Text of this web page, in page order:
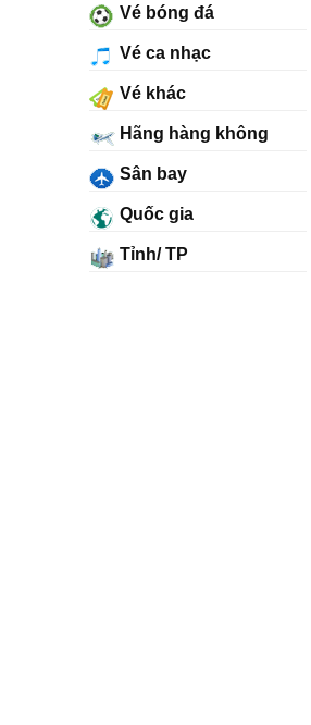
Vé bóng đá
Vé ca nhạc
Vé khác
Hãng hàng không
Sân bay
Quốc gia
Tỉnh/ TP